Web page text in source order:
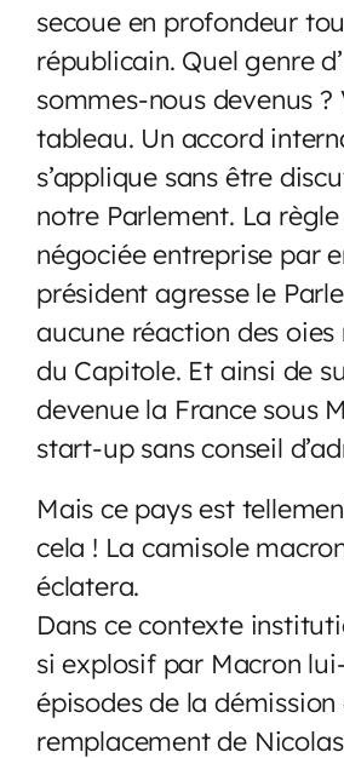
secoue en profondeur
républicain. Quel genre
sommes-nous devenus ?
tableau. Un accord
s’applique sans être
notre Parlement. La
négociée entreprise par
président agresse le
aucune réaction des
du Capitole. Et ainsi de
devenue la France sous
start-up sans conseil
Mais ce pays est
cela ! La camisole
éclatera.
Dans ce contexte
si explosif par Macron
épisodes de la démission
remplacement de